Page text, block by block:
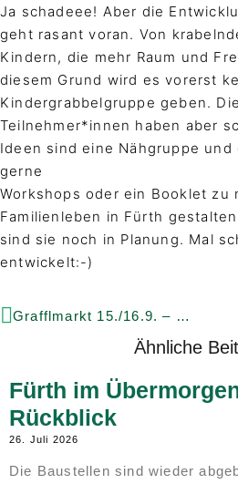
Ja schadeee! Aber die
geht rasant voran. Von
Kindern, die mehr Raum und
diesem Grund wird es vorerst
Kindergrabbelgruppe geben.
Teilnehmer*innen haben aber
Ideen sind eine Nähgruppe und
gerne
Workshops oder ein Booklet zu
Familienleben in Fürth
sind sie noch in Planung. Mal
entwickelt:-)
Grafflmarkt 15./16.9. – wir verkaufen um Raum zu finanzieren
Ähnliche
Fürth im
Rückblick
26. Juli 2026
Die Baustellen sind wieder